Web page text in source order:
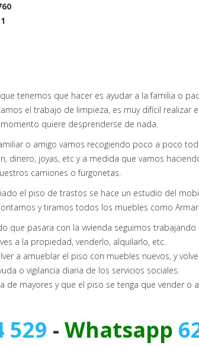
tenemos que hacer es ayudar a la familia o
el trabajo de limpieza, es muy difícil
quiere desprenderse de nada.
o amigo vamos recogiendo poco a poco
dinero, joyas, etc y a medida que vamos
camiones o furgonetas.
el piso de trastos se hace un estudio del
y tiramos todos los muebles como
que pasara con la vivienda seguimos
a la propiedad, venderlo, alquilarlo, etc.
a amueblar el piso con muebles nuevos, y
o vigilancia diaria de los servicios sociales.
mayores y que el piso se tenga que vender o
529 - Whatsapp